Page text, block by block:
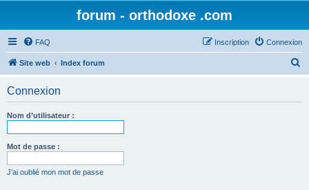
forum - orthodoxe .com
FAQ Connexion
Inscription
Site web Index forum
Connexion
Nom d’utilisateur :
Mot de passe :
J’ai oublié mon mot de passe